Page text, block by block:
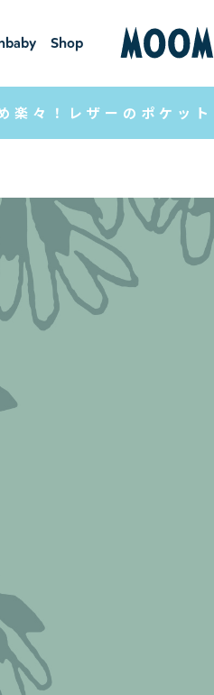
ベ
Shop
ショ
ップ
楽々！レザーのポケッ